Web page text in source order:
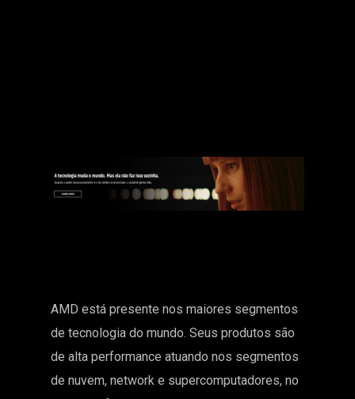
AMD está presente nos maiores segmentos
de tecnologia do mundo. Seus produtos são
de alta performance atuando nos segmentos
de nuvem, network e supercomputadores, no